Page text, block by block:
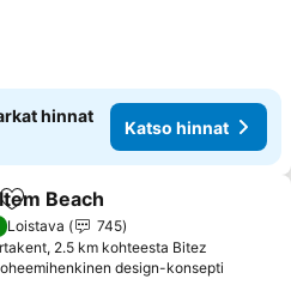
hinnat
Katso hinnat
Lisää suosikkeihin
Beach
Loistava
745
2.5 km kohteesta Bitez
design-konsepti